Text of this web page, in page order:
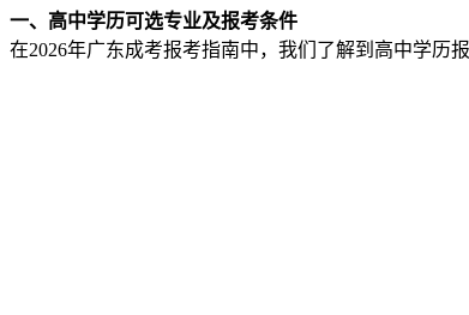
一、高中学历可选专业及报考条件
在2026年广东成考报考指南中，我们了解到高中学历